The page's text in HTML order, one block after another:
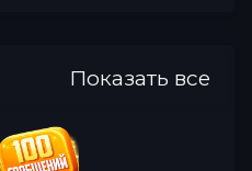
Показать все